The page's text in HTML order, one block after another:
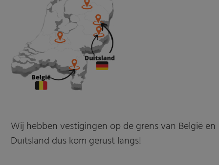
Wij hebben vestigingen op de grens van België en
Duitsland dus kom gerust langs!